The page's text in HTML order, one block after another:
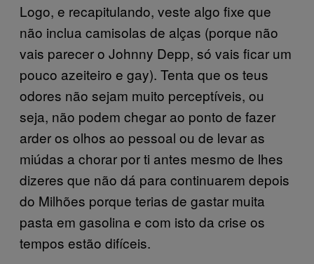
Logo, e recapitulando, veste algo fixe que
não inclua camisolas de alças (porque não
vais parecer o Johnny Depp, só vais ficar um
pouco azeiteiro e gay). Tenta que os teus
odores não sejam muito perceptíveis, ou
seja, não podem chegar ao ponto de fazer
arder os olhos ao pessoal ou de levar as
miúdas a chorar por ti antes mesmo de lhes
dizeres que não dá para continuarem depois
do Milhões porque terias de gastar muita
pasta em gasolina e com isto da crise os
tempos estão difíceis.